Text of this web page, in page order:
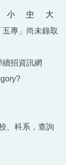
小 中
大
專」尚未錄取
招資訊網
、科系，查詢